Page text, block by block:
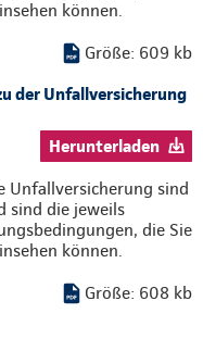
können.
Größe: 609 kb
der Unfallversicherung
Herunterladen
Unfallversicherung sind
sind die jeweils
die Sie
können.
Größe: 608 kb